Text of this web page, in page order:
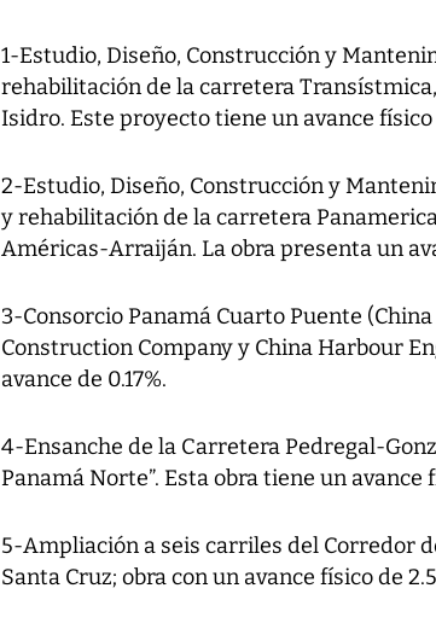
1-Estudio, Diseño, Construcción y
rehabilitación de la carretera
Isidro. Este proyecto tiene un avance físico
2-Estudio, Diseño, Construcción y
y rehabilitación de la carretera
Américas-Arraiján. La obra presenta un
3-Consorcio Panamá Cuarto Puente
Construction Company y China Harbour
avance de 0.17%.
4-Ensanche de la Carretera Pedregal-
Panamá Norte”. Esta obra tiene un avance
5-Ampliación a seis carriles del Corredor
Santa Cruz; obra con un avance físico de